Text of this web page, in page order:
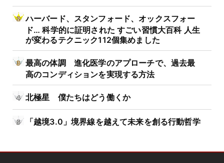
ハーバード、スタンフォード、オックスフォー
ド… 科学的に証明された すごい習慣大百科 人生
が変わるテクニック112個集めました
最高の体調 進化医学のアプローチで、過去最
高のコンディションを実現する方法
北極星 僕たちはどう働くか
「越境3.0」境界線を越えて未来を創る行動哲学